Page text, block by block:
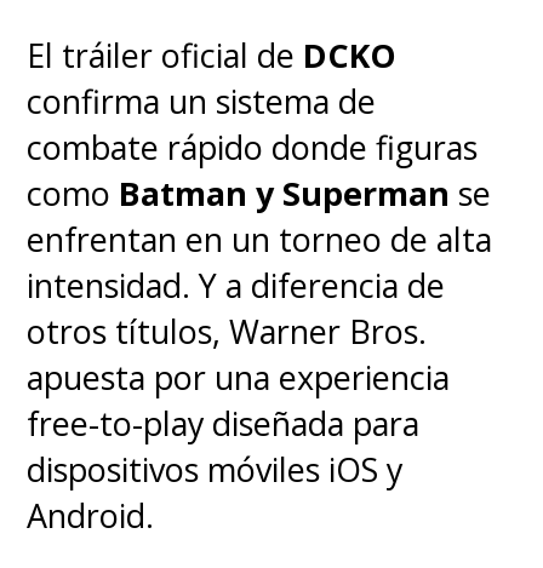
El tráiler oficial de DCKO
confirma un sistema de
combate rápido donde figuras
como Batman y Superman se
enfrentan en un torneo de alta
intensidad. Y a diferencia de
otros títulos, Warner Bros.
apuesta por una experiencia
free-to-play diseñada para
dispositivos móviles iOS y
Android.